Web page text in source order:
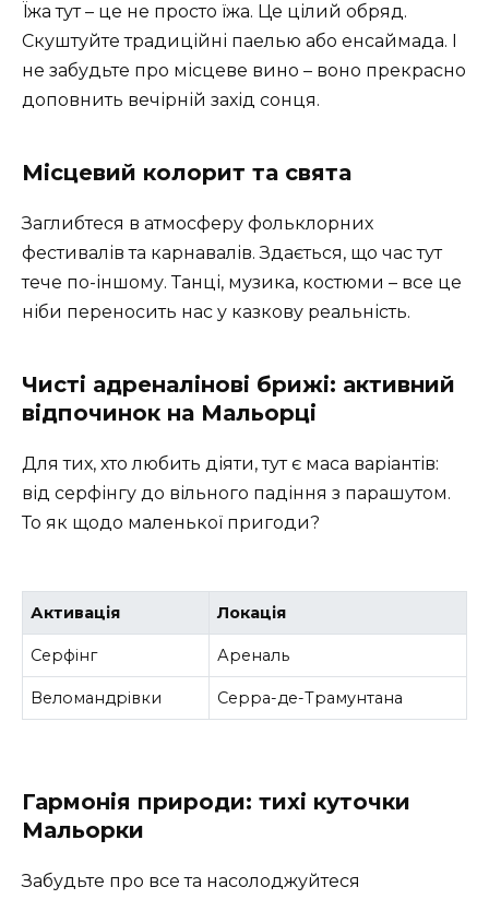
Їжа тут – це не просто їжа. Це цілий обряд.
Скуштуйте традиційні паелью або енсаймада. І
не забудьте про місцеве вино – воно прекрасно
доповнить вечірній захід сонця.
Місцевий колорит та свята
Заглибтеся в атмосферу фольклорних
фестивалів та карнавалів. Здається, що час тут
тече по-іншому. Танці, музика, костюми – все це
ніби переносить нас у казкову реальність.
Чисті адреналінові брижі: активний
відпочинок на Мальорці
Для тих, хто любить діяти, тут є маса варіантів:
від серфінгу до вільного падіння з парашутом.
То як щодо маленької пригоди?
Активація Локація
Серфінг Ареналь
Веломандрівки Серра-де-Трамунтана
Гармонія природи: тихі куточки
Мальорки
Забудьте про все та насолоджуйтеся